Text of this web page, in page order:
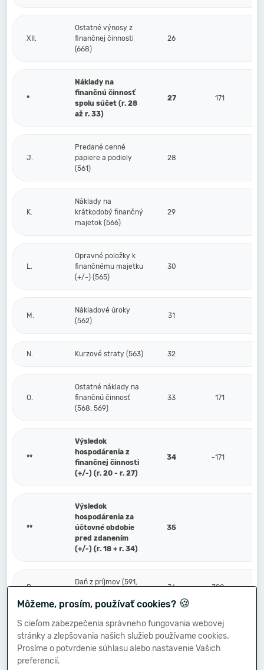
XII.
Ostatné výnosy z
finančnej činnosti
(668)
26
*
Náklady na
finančnú činnosť
spolu súčet (r. 28
až r. 33)
27 171
J.
Predané cenné
papiere a podiely
(561)
28
K.
Náklady na
krátkodobý finančný
majetok (566)
29
L.
Opravné položky k
finančnému majetku
(+/-) (565)
30
M.
Nákladové úroky
(562)
31
N. Kurzové straty (563) 32
O.
Ostatné náklady na
finančnú činnosť
(568, 569)
33 171
**
Výsledok
hospodárenia z
finančnej činnosti
(+/-) (r. 20 - r. 27)
34 -171
**
Výsledok
hospodárenia za
účtovné obdobie
pred zdanením
(+/-) (r. 18 + r. 34)
35
P.
Daň z príjmov (591,
36 398
Q.
Prevod podielov na
výsledku
hospodárenia
37
Môžeme, prosím, používať cookies? 🍪
S cieľom zabezpečenia správneho fungovania webovej
stránky a zlepšovania našich služieb používame cookies.
Prosíme o potvrdenie súhlasu alebo nastavenie Vašich
preferencií.